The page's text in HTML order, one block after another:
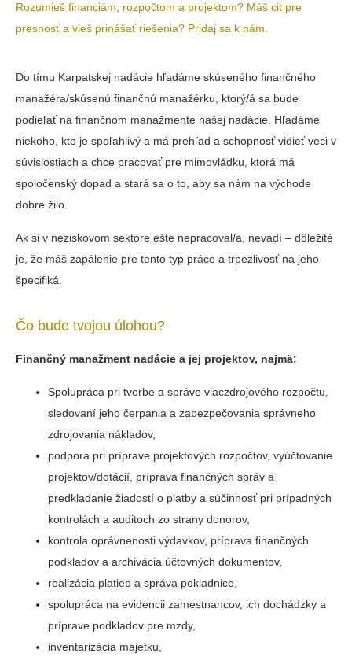
Rozumieš financiám, rozpočtom a projektom? Máš cit pre
presnosť a vieš prinášať riešenia? Pridaj sa k nám.
Do tímu Karpatskej nadácie hľadáme skúseného finančného
manažéra/skúsenú finančnú manažérku, ktorý/á sa bude
podieľať na finančnom manažmente našej nadácie. Hľadáme
niekoho, kto je spoľahlivý a má prehľad a schopnosť vidieť veci v
súvislostiach a chce pracovať pre mimovládku, ktorá má
spoločenský dopad a stará sa o to, aby sa nám na východe
dobre žilo.
Ak si v neziskovom sektore ešte nepracoval/a, nevadí – dôležité
je, že máš zapálenie pre tento typ práce a trpezlivosť na jeho
špecifiká.
Čo bude tvojou úlohou?
Finančný manažment nadácie a jej projektov, najmä:
Spolupráca pri tvorbe a správe viaczdrojového rozpočtu,
sledovaní jeho čerpania a zabezpečovania správneho
zdrojovania nákladov,
podpora pri príprave projektových rozpočtov, vyúčtovanie
projektov/dotácií, príprava finančných správ a
predkladanie žiadostí o platby a súčinnosť pri prípadných
kontrolách a auditoch zo strany donorov,
kontrola oprávnenosti výdavkov, príprava finančných
podkladov a archivácia účtovných dokumentov,
realizácia platieb a správa pokladnice,
spolupráca na evidencii zamestnancov, ich dochádzky a
príprave podkladov pre mzdy,
inventarizácia majetku,